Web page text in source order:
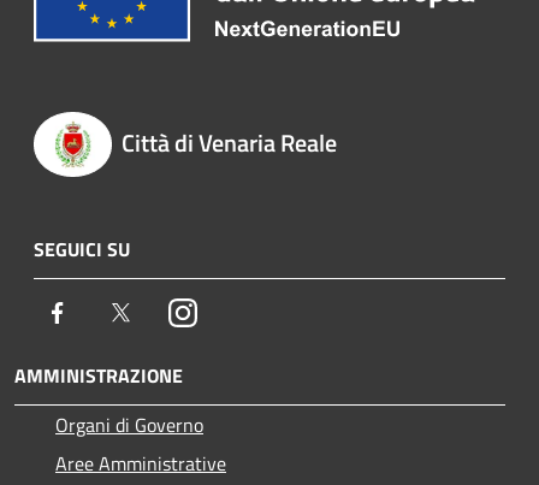
Città di Venaria Reale
SEGUICI SU
Facebook TwitterInstagram
AMMINISTRAZIONE
Organi di Governo
Aree Amministrative